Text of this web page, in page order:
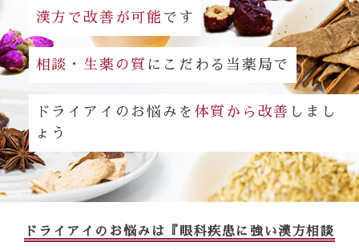
漢方で改善が可能 です
相談・生薬の質 にこだわる当薬局で
ドライアイのお悩みを 体質から改善 しまし
ょう
ドライアイのお悩みは『眼科疾患に強い漢方相談